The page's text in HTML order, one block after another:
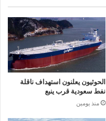
الحوثيون يعلنون استهداف ناقلة
نفط سعودية قرب ينبع
منذ يومين